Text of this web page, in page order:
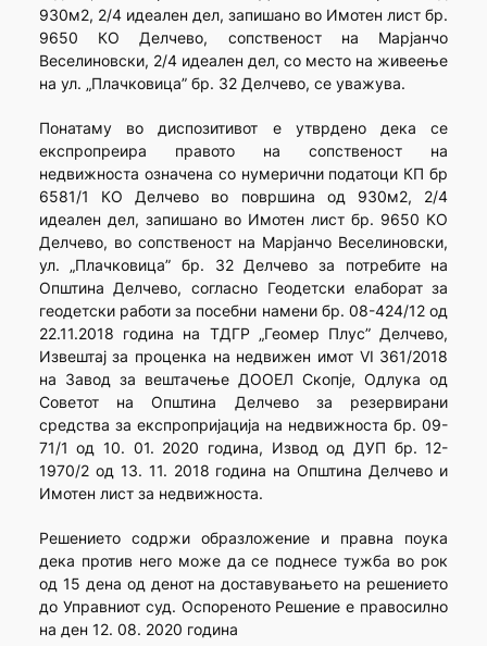
930м2, 2/4 идеален дел, запишано во Имотен лист бр.
9650 КО Делчево, сопственост на Марјанчо
Веселиновски, 2/4 идеален дел, со место на живеење
на ул. „Плачковица” бр. 32 Делчево, се уважува.
Понатаму во диспозитивот е утврдено дека се
експропреира правото на сопственост на
недвижноста означена со нумерични податоци КП бр
6581/1 КО Делчево во површина од 930м2, 2/4
идеален дел, запишано во Имотен лист бр. 9650 КО
Делчево, во сопственост на Марјанчо Веселиновски,
ул. „Плачковица” бр. 32 Делчево за потребите на
Општина Делчево, согласно Геодетски елаборат за
геодетски работи за посебни намени бр. 08-424/12 од
22.11.2018 година на ТДГР „Геомер Плус” Делчево,
Извештај за проценка на недвижен имот VI 361/2018
на Завод за вештачење ДООЕЛ Скопје, Одлука од
Советот на Општина Делчево за резервирани
средства за експропријација на недвижноста бр. 09-
71/1 од 10. 01. 2020 година, Извод од ДУП бр. 12-
1970/2 од 13. 11. 2018 година на Општина Делчево и
Имотен лист за недвижноста.
Решението содржи образложение и правна поука
дека против него може да се поднесе тужба во рок
од 15 дена од денот на доставувањето на решението
до Управниот суд. Оспореното Решение е правосилно
на ден 12. 08. 2020 година